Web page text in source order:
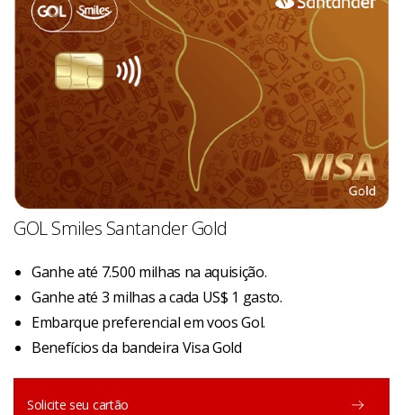
GOL Smiles Santander Gold
Ganhe até 7.500 milhas na aquisição.
Ganhe até 3 milhas a cada US$ 1 gasto.
Embarque preferencial em voos Gol.
Benefícios da bandeira Visa Gold
Solicite seu cartão